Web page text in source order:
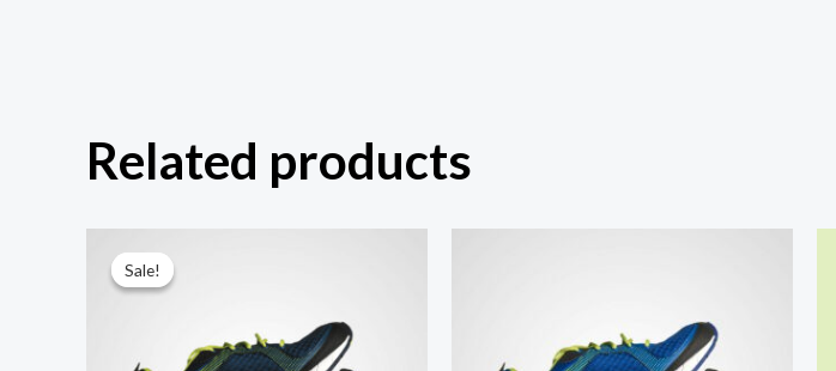
Related products
Sale!
Sale!